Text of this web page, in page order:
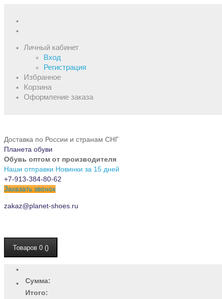
Личный кабинет
Вход
Регистрация
Избранное
Корзина
Оформление заказа
Доставка по России и странам СНГ
Планета обуви
Обувь оптом от производителя
Наши отправки Новинки за 15 дней
+7-913-384-80-62
Заказать звонок
zakaz@planet-shoes.ru
Товаров 0 ()
Сумма:
Итого: